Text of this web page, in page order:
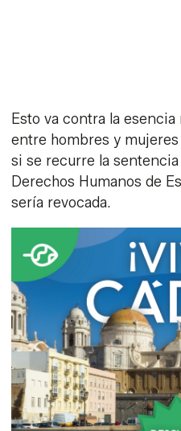
Esto va contra la esencia
entre hombres y
si se recurre la
Derechos Humanos de
sería revocada.